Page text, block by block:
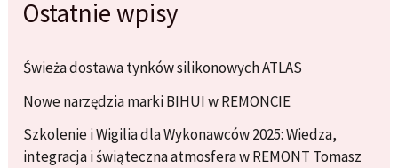
Ostatnie wpisy
Świeża dostawa tynków silikonowych ATLAS
Nowe narzędzia marki BIHUI w REMONCIE
Szkolenie i Wigilia dla Wykonawców 2025: Wiedza,
integracja i świąteczna atmosfera w REMONT Tomasz